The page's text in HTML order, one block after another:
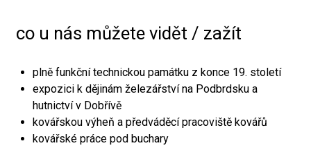
co u nás můžete vidět / zažít
plně funkční technickou památku z konce 19. století
expozici k dějinám železářství na Podbrdsku a
hutnictví v Dobřívě
kovářskou výheň a předváděcí pracoviště kovářů
kovářské práce pod buchary